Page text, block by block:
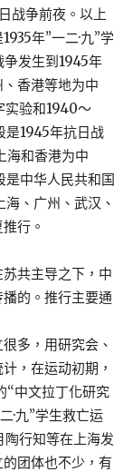
战争前夜。以上
年”一二·九”学
争发生到1945年
香港等地为中
实验和1940～
是1945年抗日战
海和香港为中
是中华人民共和国
、广州、武汉、
行。
共主导之下，中
的。推行主要通
多，用研究会、
，在运动初期，
“中文拉丁化研究
·九”学生救亡运
陶行知等在上海发
团体也不少，有